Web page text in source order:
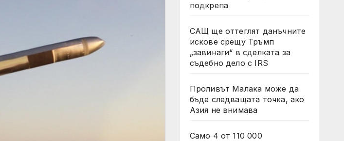
подкрепа
САЩ ще оттеглят данъчните
искове срещу Тръмп
„завинаги“ в сделката за
съдебно дело с IRS
Проливът Малака може да
бъде следващата точка, ако
Азия не внимава
Само 4 от 110 000